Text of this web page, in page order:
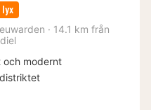
1131
lyx
· 14.1 km från
och modernt